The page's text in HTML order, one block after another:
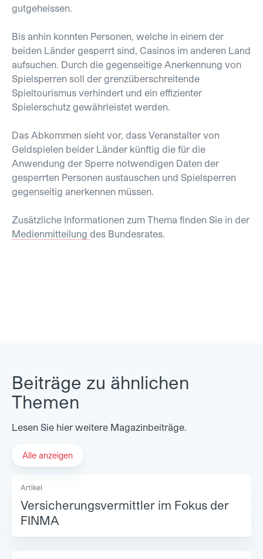
gutgeheissen.
Bis anhin konnten Personen, welche in einem der
beiden Länder gesperrt sind, Casinos im anderen Land
aufsuchen. Durch die gegenseitige Anerkennung von
Spielsperren soll der grenzüberschreitende
Spieltourismus verhindert und ein effizienter
Spielerschutz gewährleistet werden.
Das Abkommen sieht vor, dass Veranstalter von
Geldspielen beider Länder künftig die für die
Anwendung der Sperre notwendigen Daten der
gesperrten Personen austauschen und Spielsperren
gegenseitig anerkennen müssen.
Zusätzliche Informationen zum Thema finden Sie in der
Medienmitteilung des Bundesrates.
Beiträge zu ähnlichen
Themen
Lesen Sie hier weitere Magazinbeiträge.
Alle anzeigen
Artikel
Versicherungsvermittler im Fokus der
FINMA